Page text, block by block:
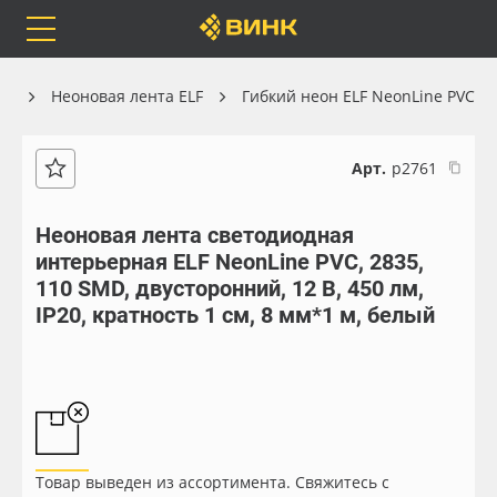
Orafol
Оплата
Рулонные материалы
Чернила
Неоновая лента ELF Гибкий неон ELF NeonLine PVC
Арт. р2761
Неоновая лента светодиодная
интерьерная ELF NeonLine PVC, 2835,
110 SMD, двусторонний, 12 В, 450 лм,
IP20, кратность 1 см, 8 мм*1 м, белый
Товар выведен из ассортимента. Свяжитесь с